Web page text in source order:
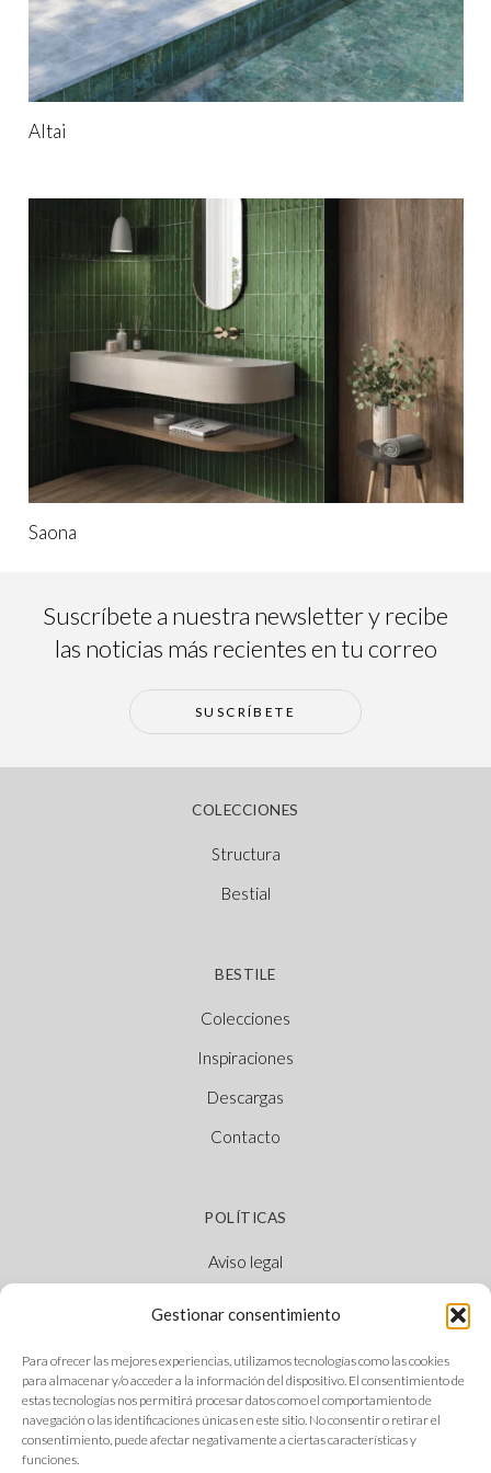
Gestionar consentimiento
Para ofrecer las mejores experiencias, utilizamos tecnologías como las cookies
para almacenar y/o acceder a la información del dispositivo. El consentimiento de
estas tecnologías nos permitirá procesar datos como el comportamiento de
navegación o las identificaciones únicas en este sitio. No consentir o retirar el
consentimiento, puede afectar negativamente a ciertas características y
funciones.
Altai
Saona
Suscríbete a nuestra newsletter y recibe
las noticias más recientes en tu correo
SUSCRÍBETE
COLECCIONES
Structura
Bestial
BESTILE
Colecciones
Inspiraciones
Descargas
Contacto
POLÍTICAS
Aviso legal
Canal Ético